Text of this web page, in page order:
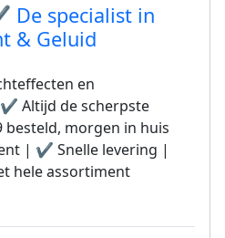
De specialist in
& Geluid
en
Altijd de scherpste
morgen in huis
| ✔ Snelle levering |
hele assortiment